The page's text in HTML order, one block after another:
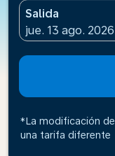
Salida
fc-booking-
jue. 13 ago. 2026
*La modificación
una tarifa diferente